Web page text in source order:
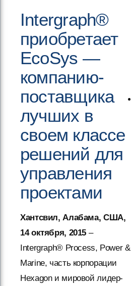
Intergraph®
приобретает
EcoSys —
компанию-
поставщика
лучших в
своем классе
решений для
управления
проектами
Хантсвил, Алабама, США,
14 октября, 2015 –
Intergraph® Process, Power &
Marine, часть корпорации
Hexagon и мировой лидер-